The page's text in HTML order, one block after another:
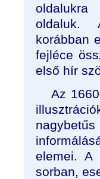
oldaluk.
korábban
fejléce
első hír
Az
elemei.
sorban,